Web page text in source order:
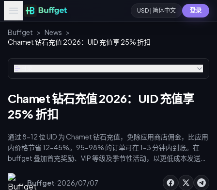
USD | 简体中文 登录
Buffget > News >
Chamet 钻石充值 2026：UID 充值享 25% 折扣
Chamet 钻石充值 2026：UID 充值享
25% 折扣
通过 8-12 位 UID 为 Chamet 钻石充值，免除应用商店佣金，比应用
内价格节省 12-45%。95-98% 的订单可在 1-3 分钟内到账。在
buffget 叠加首充奖励、VIP 等级及季节性活动，以更低成本发送视
Buffget·2026/07/07